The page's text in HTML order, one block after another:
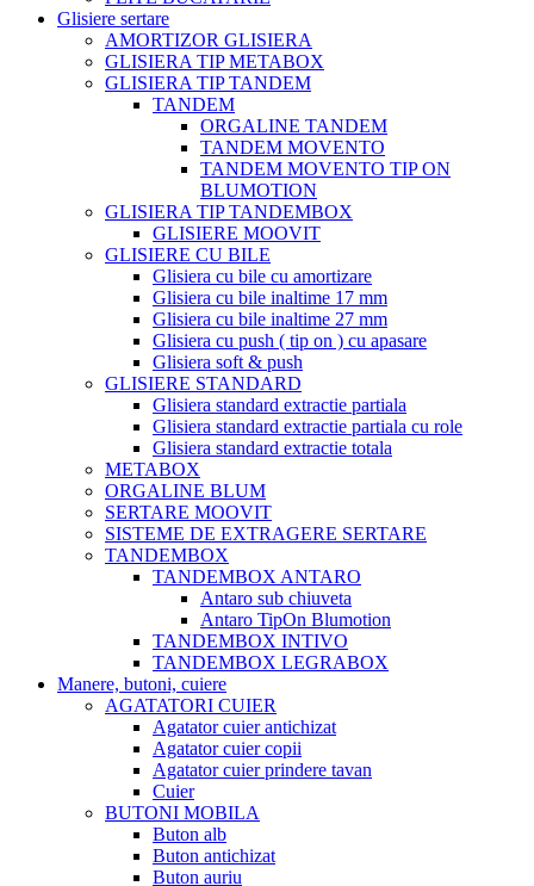
Glisiere sertare
AMORTIZOR GLISIERA
GLISIERA TIP METABOX
GLISIERA TIP TANDEM
TANDEM
ORGALINE TANDEM
TANDEM MOVENTO
TANDEM MOVENTO TIP ON
BLUMOTION
GLISIERA TIP TANDEMBOX
GLISIERE MOOVIT
GLISIERE CU BILE
Glisiera cu bile cu amortizare
Glisiera cu bile inaltime 17 mm
Glisiera cu bile inaltime 27 mm
Glisiera cu push ( tip on ) cu apasare
Glisiera soft & push
GLISIERE STANDARD
Glisiera standard extractie partiala
Glisiera standard extractie partiala cu role
Glisiera standard extractie totala
METABOX
ORGALINE BLUM
SERTARE MOOVIT
SISTEME DE EXTRAGERE SERTARE
TANDEMBOX
TANDEMBOX ANTARO
Antaro sub chiuveta
Antaro TipOn Blumotion
TANDEMBOX INTIVO
TANDEMBOX LEGRABOX
Manere, butoni, cuiere
AGATATORI CUIER
Agatator cuier antichizat
Agatator cuier copii
Agatator cuier prindere tavan
Cuier
BUTONI MOBILA
Buton alb
Buton antichizat
Buton auriu